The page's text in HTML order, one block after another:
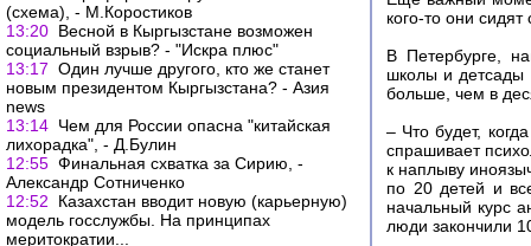
(схема), - М.Коростиков
13:20 Весной в Кыргызстане возможен
социальный взрыв? - "Искра плюс"
13:17 Один лучше другого, кто же станет
новым президентом Кыргызстана? - Азия
news
13:14 Чем для России опасна "китайская
лихорадка", - Д.Булин
12:55 Финальная схватка за Сирию, -
Александр Сотниченко
12:52
Казахстан вводит новую (карьерную)
модель госслужбы. На принципах
меритократии...
кого-то они
В Петербурге,
школы и детсады
больше, чем в
– Что будет,
спрашивает
к наплыву
по 20 детей и
начальный курс
люди закончили